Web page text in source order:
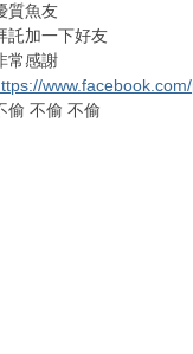
質魚友
託加一下好友
常感謝
偷 不偷 不偷